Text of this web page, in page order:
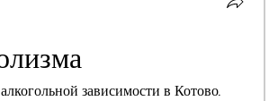
зависимости в Котово.